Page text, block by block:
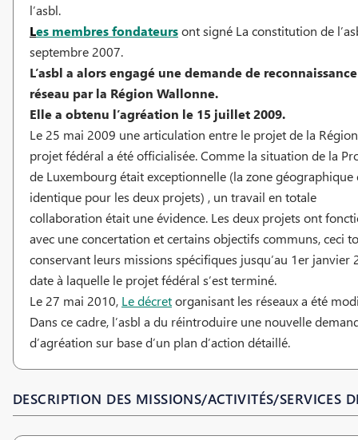
l’asbl.
Les membres fondateursont signé La constitution de
septembre 2007.
L’asbl a alors engagé une demande de
réseau par la Région Wallonne.
Elle a obtenu l’agréation le 15 juillet 2009.
Le 25 mai 2009 une articulation entre le projet de la
projet fédéral a été officialisée. Comme la situation de la
de Luxembourg était exceptionnelle (la zone géographique
identique pour les deux projets) , un travail en totale
collaboration était une évidence. Les deux projets ont
avec une concertation et certains objectifs communs, ceci
conservant leurs missions spécifiques jusqu’au 1er janvier
date à laquelle le projet fédéral s’est terminé.
Le 27 mai 2010, Le décretorganisant les réseaux a été
Dans ce cadre, l’asbl a du réintroduire une nouvelle
d’agréation sur base d’un plan d’action détaillé.
DESCRIPTION DES MISSIONS/ACTIVITÉS/SERVICES